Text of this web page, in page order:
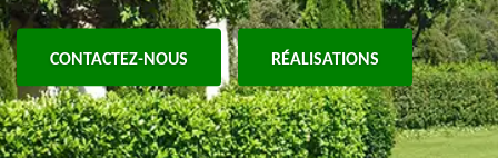
CONTACTEZ-NOUS RÉALISATIONS